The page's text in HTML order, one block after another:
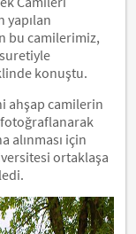
yapılan
bu camilerimiz,
konuştu.
ahşap camilerin
alınması için
ortaklaşa